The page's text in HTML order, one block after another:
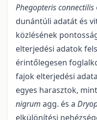
Phegopteris connectilis
dunántúli adatát és
közlésének
elterjedési adatok
érintő­lege­sen
fajok elterjedési
egyes ha­rasztok,
nigrum agg. és a
elkülönítési